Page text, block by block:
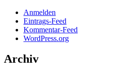
Anmelden
Eintrags-Feed
Kommentar-Feed
WordPress.org
Archiv